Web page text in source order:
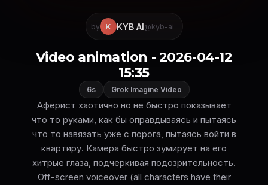
by K KYB AI@kyb-ai
Video animation - 2026-04-12
15:35
6s Grok Imagine Video
Аферист хаотично но не быстро показывает
что то руками, как бы оправдываясь и пытаясь
что то навязать уже с порога, пытаясь войти в
квартиру. Камера быстро зумирует на его
хитрые глаза, подчеркивая подозрительность.
Off-screen voiceover (all characters have their